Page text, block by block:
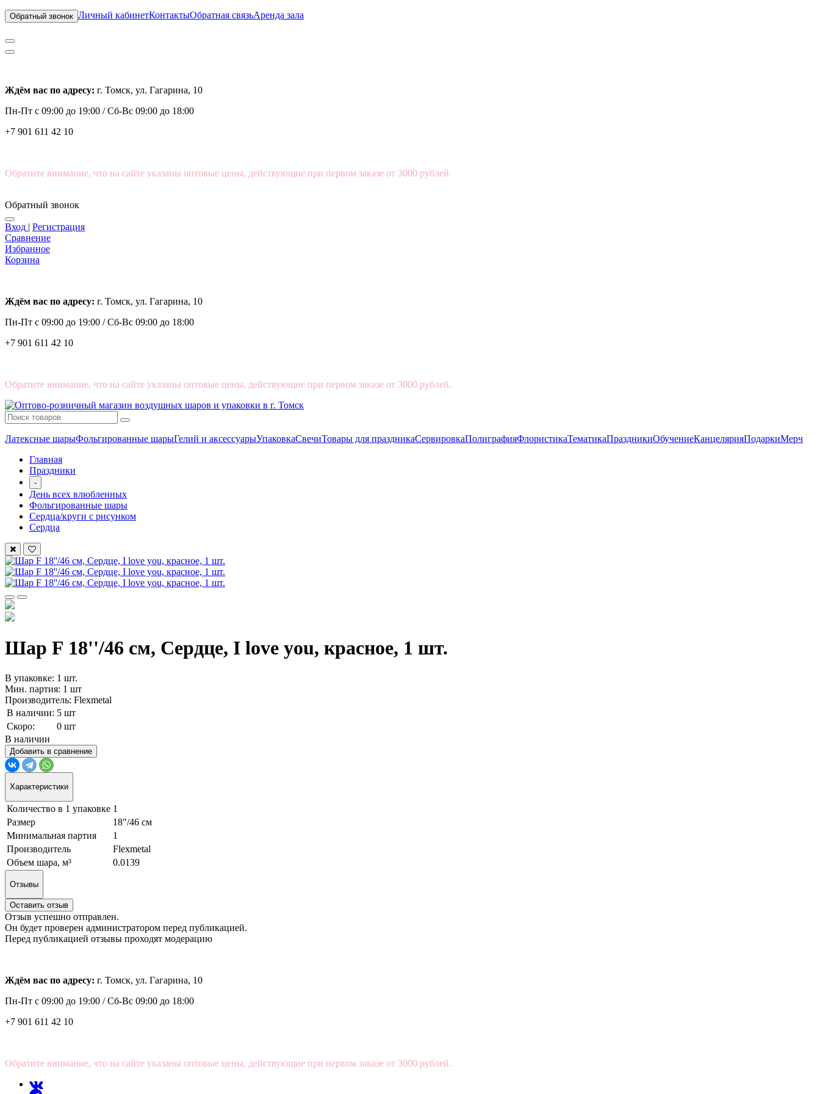
Обратный звонок Личный кабинетКонтактыОбратная связьАренда зала
Ждём вас по адресу: г. Томск, ул. Гагарина, 10
Пн-Пт с 09:00 до 19:00 /Сб-Вс 09:00 до 18:00
+7 901 611 42 10
Обратите внимание, что на сайте указаны оптовые цены, действующие при первом заказе от 3000 рублей.
Обратный звонок
Вход | Регистрация
Сравнение
Избранное
Корзина
Ждём вас по адресу: г. Томск, ул. Гагарина, 10
Пн-Пт с 09:00 до 19:00 /Сб-Вс 09:00 до 18:00
+7 901 611 42 10
Обратите внимание, что на сайте указаны оптовые цены, действующие при первом заказе от 3000 рублей.
Латексные шарыФольгированные шарыГелий и аксессуарыУпаковкаСвечиТовары для праздникаСервировкаПолиграфияФлористикаТематикаПраздникиОбучениеКанцелярияПодаркиМерч
Главная
Праздники
-
День всех влюбленных
Фольгированные шары
Сердца/круги с рисунком
Сердца
Шар F 18''/46 см, Сердце, I love you, красное, 1 шт.
В упаковке: 1 шт.
Мин. партия: 1 шт
Производитель: Flexmetal
В наличии: 5 шт
Скоро:
0 шт
В наличии
Добавить в сравнение
Характеристики
Количество в 1 упаковке 1
Размер
18"/46 см
Минимальная партия
1
Производитель
Flexmetal
Объем шара, м³
0.0139
Отзывы
Оставить отзыв
Отзыв успешно отправлен.
Он будет проверен администратором перед публикацией.
Перед публикацией отзывы проходят модерацию
Ждём вас по адресу: г. Томск, ул. Гагарина, 10
Пн-Пт с 09:00 до 19:00 /Сб-Вс 09:00 до 18:00
+7 901 611 42 10
Обратите внимание, что на сайте указаны оптовые цены, действующие при первом заказе от 3000 рублей.